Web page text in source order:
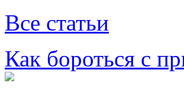
Все статьи
Как бороться с